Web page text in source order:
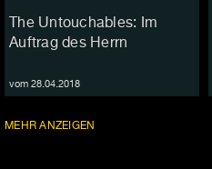
The Untouchables: Im
Auftrag des Herrn
vom 28.04.2018
MEHRFOLGEN
ANZEIGEN